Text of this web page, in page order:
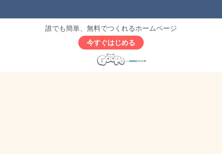
誰でも簡単、無料でつくれるホームページ
今すぐはじめる